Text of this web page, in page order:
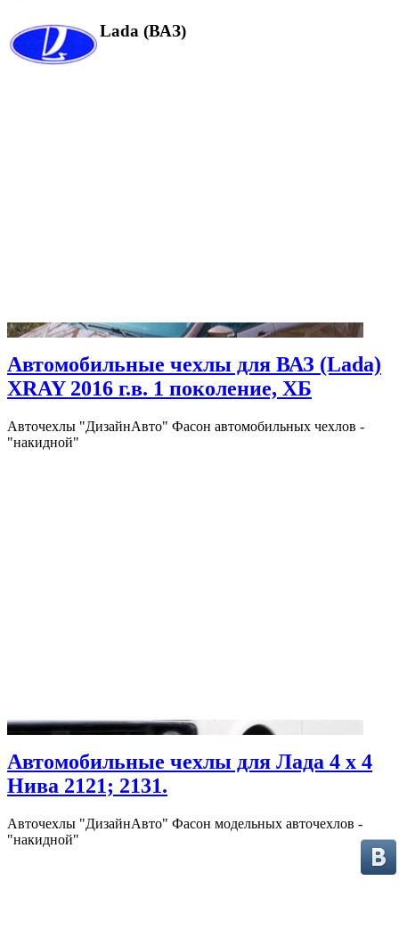
Lada (ВАЗ)
Автомобильные чехлы для ВАЗ (Lada)
XRAY 2016 г.в. 1 поколение, ХБ
Авточехлы "ДизайнАвто" Фасон автомобильных чехлов -
"накидной"
Автомобильные чехлы для Лада 4 х 4
Нива 2121; 2131.
Авточехлы "ДизайнАвто" Фасон модельных авточехлов -
"накидной"